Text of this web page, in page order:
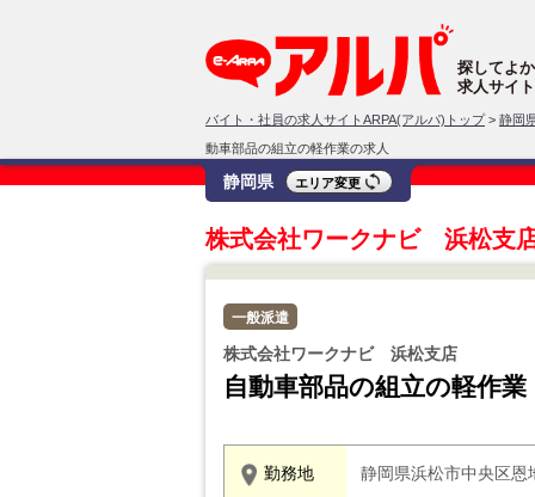
探してよ
求人サイト
バイト・社員の求人サイトARPA(アルパ)トップ > 静岡
動車部品の組立の軽作業の求人
静岡県 エリア変更
株式会社ワークナビ 浜松支
一般派遣
株式会社ワークナビ 浜松支店
自動車部品の組立の軽作業
勤務地 静岡県浜松市中央区